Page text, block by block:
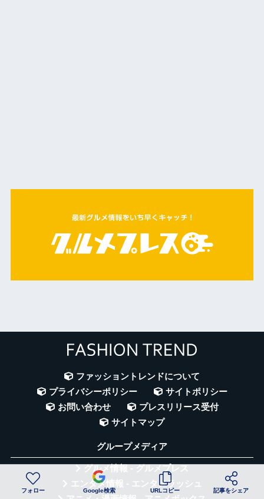
ファッショントレンドについて
プライバシーポリシー
サイトポリシー
お問い合わせ
プレスリリース受付
サイトマップ
グループメディア
グルメ情報 - グルメプレス
エンタメ情報 - エンタメラッシュ
フォロー Google検索 URLコピー 記事をシェア